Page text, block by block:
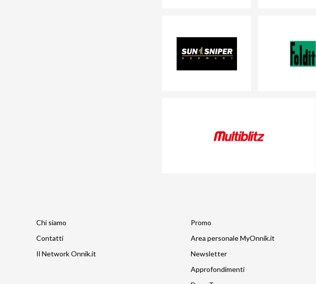
Chi siamo
Contatti
Il Network Onnik.it
Promo
Area personale MyOnnik.it
Newsletter
Approfondimenti